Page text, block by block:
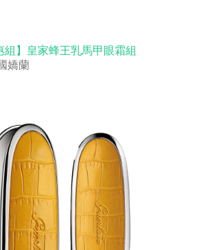
組】皇家蜂王乳馬甲眼霜組
嬌蘭